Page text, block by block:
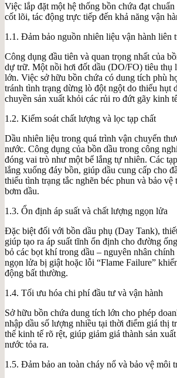
Việc lắp đặt một hệ thống bồn chứa đạt
cốt lõi, tác động trực tiếp đến khả năng vận
1.1. Đảm bảo nguồn nhiên liệu vận hành liên
Công dụng đầu tiên và quan trọng nhất của
dự trữ. Một nồi hơi đốt dầu (DO/FO) tiêu thụ
lớn. Việc sở hữu bồn chứa có dung tích phù
tránh tình trạng dừng lò đột ngột do thiếu hụt
chuyền sản xuất khỏi các rủi ro đứt gãy kinh
1.2. Kiểm soát chất lượng và lọc tạp chất
Dầu nhiên liệu trong quá trình vận chuyển
nước. Công dụng của bồn dầu trong công
đóng vai trò như một bể lắng tự nhiên. Các
lắng xuống đáy bồn, giúp dầu cung cấp cho
thiểu tình trạng tắc nghẽn béc phun và bảo vệ
bơm dầu.
1.3. Ổn định áp suất và chất lượng ngọn lửa
Đặc biệt đối với bồn dầu phụ (Day Tank),
giúp tạo ra áp suất tĩnh ổn định cho đường
bỏ các bọt khí trong dầu – nguyên nhân
ngọn lửa bị giật hoặc lỗi “Flame Failure”
động bất thường.
1.4. Tối ưu hóa chi phí đầu tư và vận hành
Sở hữu bồn chứa dung tích lớn cho phép
nhập dầu số lượng nhiều tại thời điểm giá thị
thế kinh tế rõ rệt, giúp giảm giá thành sản
nước tỏa ra.
1.5. Đảm bảo an toàn cháy nổ và bảo vệ môi